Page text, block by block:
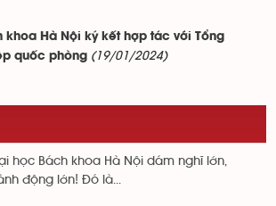
khoa Hà Nội ký kết hợp tác với Tổng
quốc phòng (19/01/2024)
học Bách khoa Hà Nội dám nghĩ lớn,
động lớn! Đó là...